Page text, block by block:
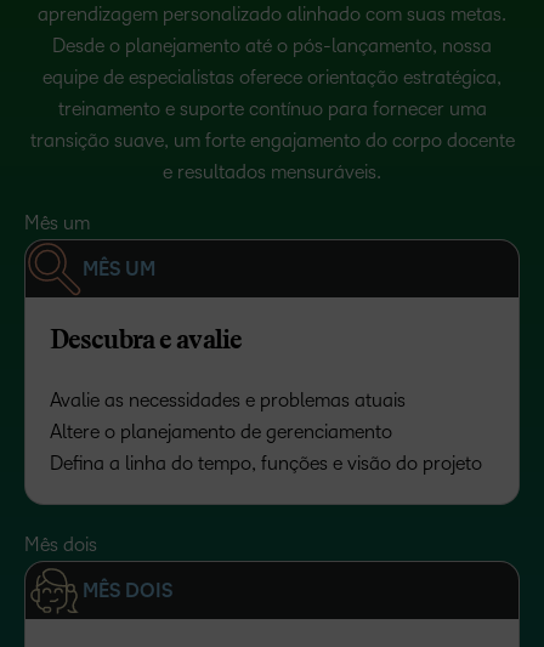
aprendizagem personalizado alinhado com suas metas.
Desde o planejamento até o pós-lançamento, nossa
equipe de especialistas oferece orientação estratégica,
treinamento e suporte contínuo para fornecer uma
transição suave, um forte engajamento do corpo docente
e resultados mensuráveis.
Mês um
MÊS UM
Descubra e avalie
Avalie as necessidades e problemas atuais
Altere o planejamento de gerenciamento
Defina a linha do tempo, funções e visão do projeto
Mês dois
MÊS DOIS